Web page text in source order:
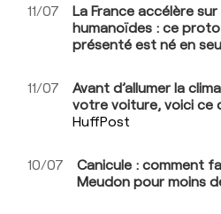
11/07
La France accélère
humanoïdes : ce
présenté est né en
11/07
Avant d’allumer la
votre voiture, voici ce
HuffPost
10/07
Canicule : comment
Meudon pour moins